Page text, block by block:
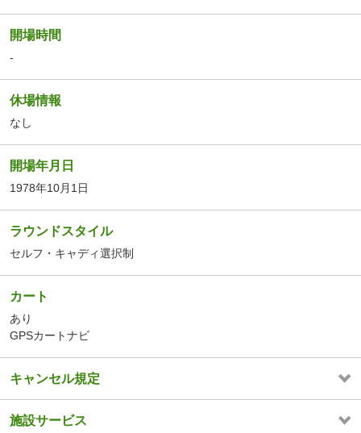
開場時間
-
休場情報
なし
開場年月日
1978年10月1日
ラウンドスタイル
セルフ・キャディ選択制
カート
あり
GPSカートナビ
キャンセル規定
施設サービス